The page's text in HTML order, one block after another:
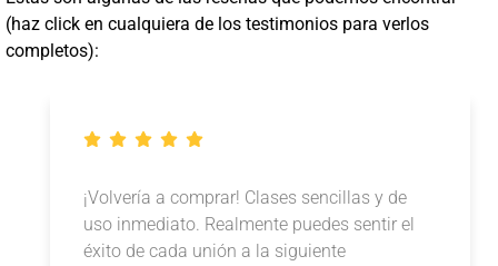
(haz click en cualquiera de los testimonios para verlos
completos):
¡Volvería a comprar! Clases sencillas y de
uso inmediato. Realmente puedes sentir el
éxito de cada unión a la siguiente